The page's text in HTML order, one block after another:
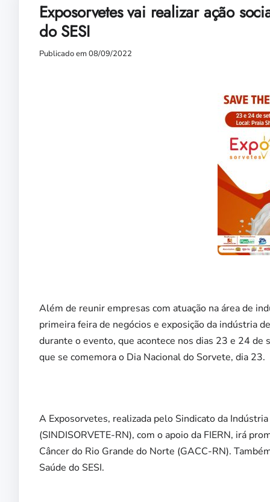
Exposorvetes vai realizar ação
do SESI
Publicado em 08/09/2022
Além de reunir empresas com atuação na área de
primeira feira de negócios e exposição da indústria
durante o evento, que acontece nos dias 23 e 24 de
que se comemora o Dia Nacional do Sorvete, dia 23.
A Exposorvetes, realizada pelo Sindicato da
(SINDISORVETE-RN), com o apoio da FIERN, irá
Câncer do Rio Grande do Norte (GACC-RN).
Saúde do SESI.